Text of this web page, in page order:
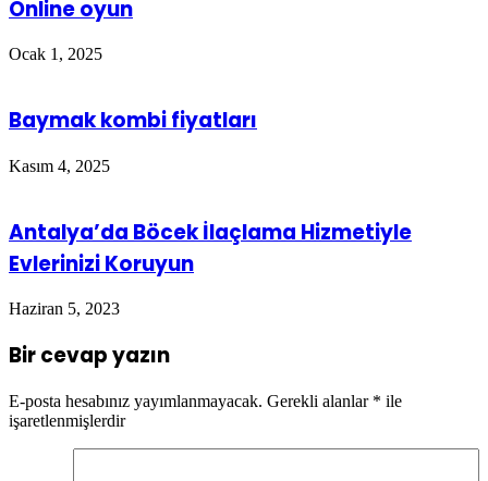
Online oyun
Ocak 1, 2025
Baymak kombi fiyatları
Kasım 4, 2025
Antalya’da Böcek İlaçlama Hizmetiyle
Evlerinizi Koruyun
Haziran 5, 2023
Bir cevap yazın
E-posta hesabınız yayımlanmayacak. Gerekli alanlar * ile
işaretlenmişlerdir